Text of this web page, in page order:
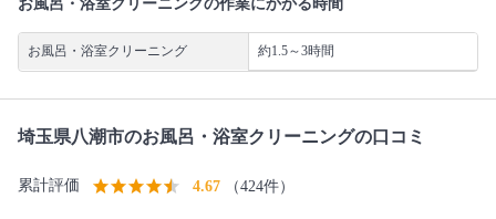
お風呂・浴室クリーニングの作業にかかる時間
お風呂・浴室クリーニング 約1.5～3時間
埼玉県八潮市のお風呂・浴室クリーニングの口コミ
累計評価 4.67 （424件）